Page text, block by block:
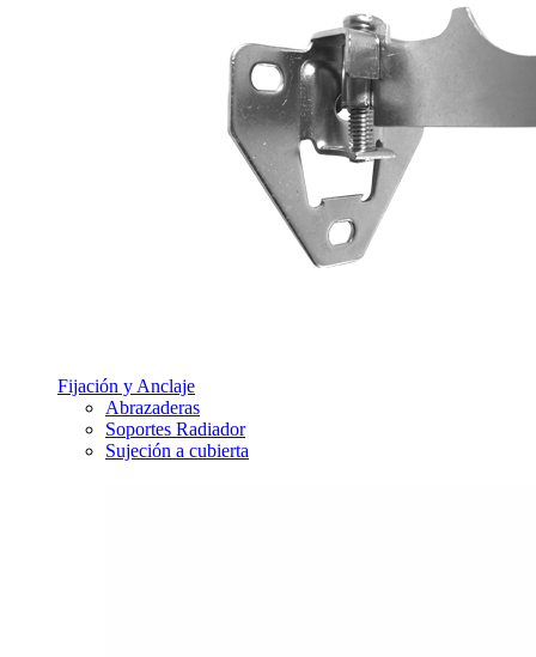
Fijación y Anclaje
Abrazaderas
Soportes Radiador
Sujeción a cubierta